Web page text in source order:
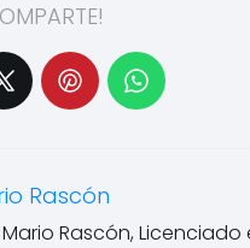
Rascón
Rascón, Licenciado